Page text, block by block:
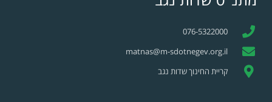
076-5322000
matnas@m-sdotnegev.org.il
קריית החינוך שדות נגב